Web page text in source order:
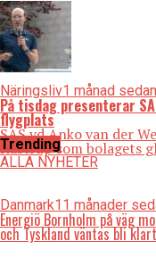
Näringsliv1 månad sedan
På tisdag presenterar
flygplats
SAS vd Anko van der
Kastrup som bolagets
ALLA NYHETER
Trending
Danmark11 månader
Energiö Bornholm på väg
och Tyskland väntas bli